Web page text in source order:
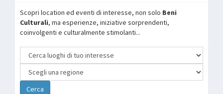
Scopri location ed eventi di interesse, non solo Beni
Culturali, ma esperienze, iniziative sorprendenti,
coinvolgenti e culturalmente stimolanti...
Cerca